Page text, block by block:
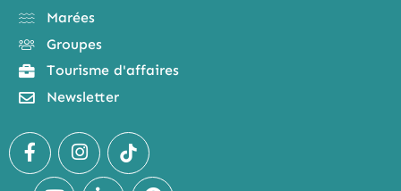
Marées
Groupes
Tourisme d'affaires
Newsletter